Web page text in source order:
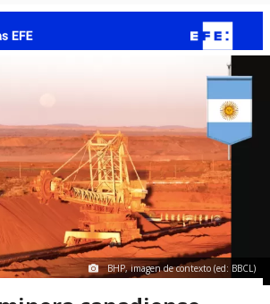
BHP, imagen de contexto (ed: BBCL)